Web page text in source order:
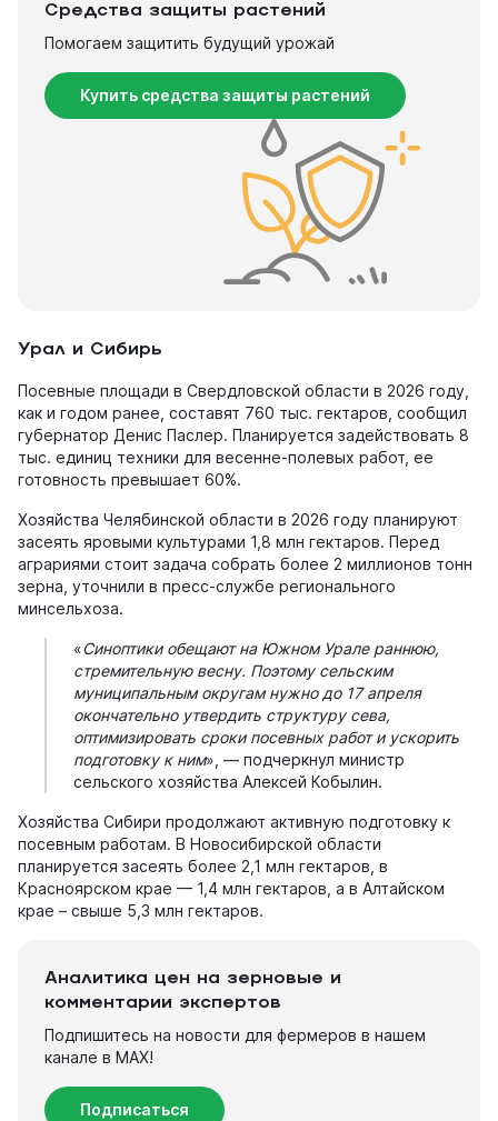
Средства защиты растений
Помогаем защитить будущий урожай
Купить средства защиты растений
Урал и Сибирь
Посевные площади в Свердловской области в 2026 году,
как и годом ранее, составят 760 тыс. гектаров, сообщил
губернатор Денис Паслер. Планируется задействовать 8
тыс. единиц техники для весенне-полевых работ, ее
готовность превышает 60%.
Хозяйства Челябинской области в 2026 году планируют
засеять яровыми культурами 1,8 млн гектаров. Перед
аграриями стоит задача собрать более 2 миллионов тонн
зерна, уточнили в пресс-службе регионального
минсельхоза.
«Синоптики обещают на Южном Урале раннюю,
стремительную весну. Поэтому сельским
муниципальным округам нужно до 17 апреля
окончательно утвердить структуру сева,
оптимизировать сроки посевных работ и ускорить
подготовку к ним», — подчеркнул министр
сельского хозяйства Алексей Кобылин.
Хозяйства Сибири продолжают активную подготовку к
посевным работам. В Новосибирской области
планируется засеять более 2,1 млн гектаров, в
Красноярском крае — 1,4 млн гектаров, а в Алтайском
крае – свыше 5,3 млн гектаров.
Аналитика цен на зерновые и
комментарии экспертов
Подпишитесь на новости для фермеров в нашем
канале в МАХ!
Подписаться